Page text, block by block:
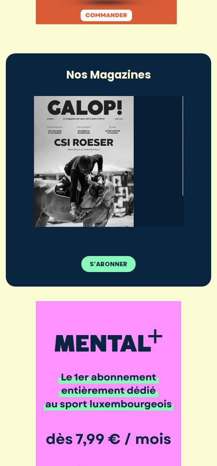
Nos Magazines
S’ABONNER